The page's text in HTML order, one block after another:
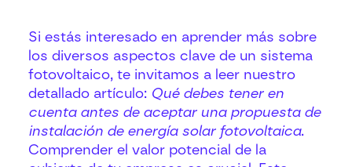
Si estás interesado en aprender más sobre
los diversos aspectos clave de un sistema
fotovoltaico, te invitamos a leer nuestro
detallado artículo: Qué debes tener en
cuenta antes de aceptar una propuesta de
instalación de energía solar fotovoltaica.
Comprender el valor potencial de la